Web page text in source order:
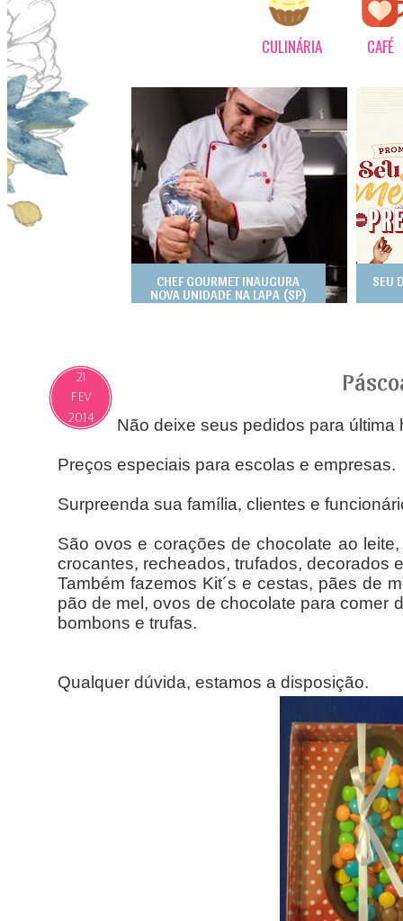
CULINÁRIA CAFÉ
CHEF GOURMET INAUGURA
NOVA UNIDADE NA LAPA (SP)
SEU
21
FEV
2014
Não deixe seus pedidos para última
Preços especiais para escolas e empresas.
Surpreenda sua família, clientes e
São ovos e corações de chocolate ao
crocantes, recheados, trufados, decorados
Também fazemos Kit´s e cestas, pães de
pão de mel, ovos de chocolate para comer
bombons e trufas.
Qualquer dúvida, estamos a disposição.